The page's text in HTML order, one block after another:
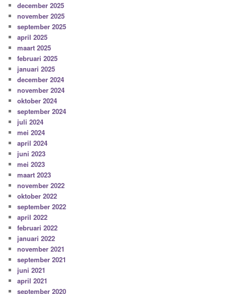
december 2025
november 2025
september 2025
april 2025
maart 2025
februari 2025
januari 2025
december 2024
november 2024
oktober 2024
september 2024
juli 2024
mei 2024
april 2024
juni 2023
mei 2023
maart 2023
november 2022
oktober 2022
september 2022
april 2022
februari 2022
januari 2022
november 2021
september 2021
juni 2021
april 2021
september 2020